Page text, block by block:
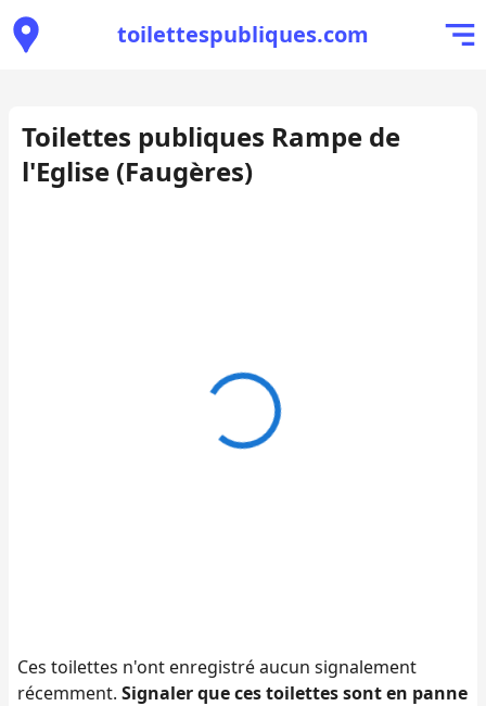
toilettespubliques.com
Toilettes publiques Rampe de
l'Eglise (Faugères)
Ces toilettes n'ont enregistré aucun signalement
récemment. Signaler que ces toilettes sont en panne